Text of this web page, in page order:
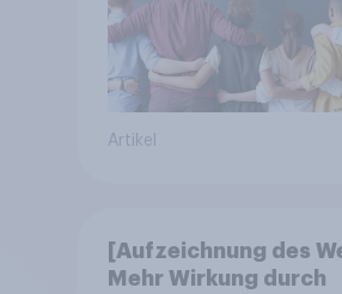
Artikel
[Aufzeichnung des
Mehr Wirkung durch